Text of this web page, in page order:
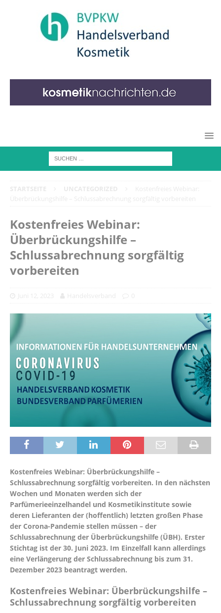
Kostenfreies Webinar:
Überbrückungshilfe –
Schlussabrechnung sorgfältig
vorbereiten
Kostenfreies Webinar: Überbrückungshilfe –
Schlussabrechnung sorgfältig vorbereiten. In den nächsten
Wochen und Monaten werden sich der
Parfümerieeinzelhandel und Kosmetikinstitute sowie
deren Lieferanten der (hoffentlich) letzten großen Phase
der Corona-Pandemie stellen müssen – der
Schlussabrechnung der Überbrückungshilfe (ÜBH). Erster
Stichtag ist der 30. Juni 2023. Im Einzelfall kann allerdings
eine Verlängerung der Schlussabrechnung bis zum 31.
Dezember 2023 beantragt werden.
Kostenfreies Webinar: Überbrückungshilfe –
Schlussabrechnung sorgfältig vorbereiten